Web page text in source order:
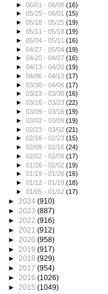
►06/01 - 06/08(16)
►05/25 - 06/01(15)
►05/18 - 05/25(19)
►05/11 - 05/18(19)
►05/04 - 05/11(16)
►04/27 - 05/04(19)
►04/20 - 04/27(16)
►04/13 - 04/20(19)
►04/06 - 04/13(17)
►03/30 - 04/06(17)
►03/23 - 03/30(16)
►03/16 - 03/23(22)
►03/09 - 03/16(19)
►03/02 - 03/09(19)
►02/23 - 03/02(21)
►02/16 - 02/23(15)
►02/09 - 02/16(24)
►02/02 - 02/09(17)
►01/26 - 02/02(19)
►01/19 - 01/26(16)
►01/12 - 01/19(18)
►01/05 - 01/12(17)
► 2024 (910)
► 2023 (887)
► 2022 (916)
► 2021 (912)
► 2020 (958)
► 2019 (917)
► 2018 (929)
► 2017 (954)
► 2016 (1026)
► 2015 (1049)